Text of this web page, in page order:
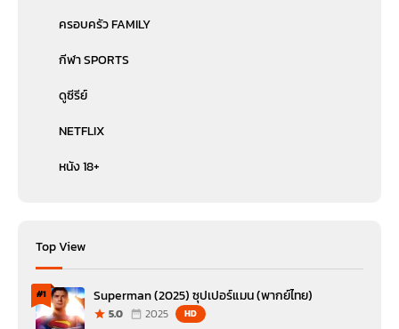
ครอบครัว FAMILY
กีฬา SPORTS
ดูซีรีย์
NETFLIX
หนัง 18+
Top View
#1 Superman (2025) ซุปเปอร์แมน (พากย์ไทย)
5.0 2025 HD